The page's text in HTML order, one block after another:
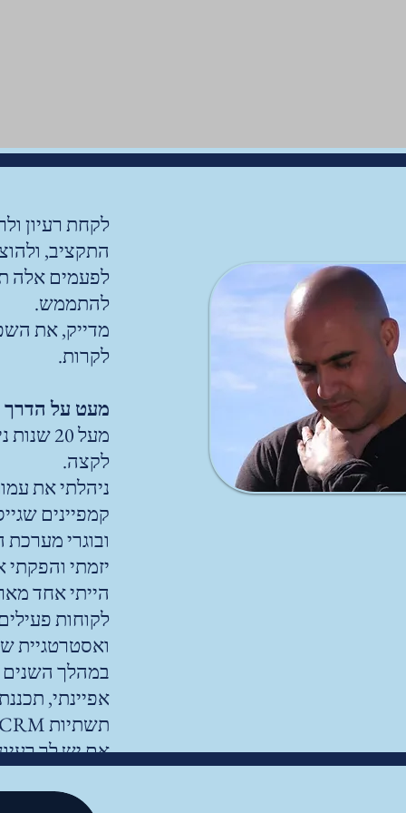
לקחת רעיון
התקציב,
לפעמים אלה
להתממש.
מדייק, את
לקרות.
מעט על
מעל 20
לקצה.
ובוגרי מערכת
יזמתי
לקוחות
ואסטרטגיית
במהלך השנים
אפיינתי,
תשתיות CRM ו-IT מותאמות ארגון., מאמין שדברים טובים נעשים ביחד, מתוך כוונה ומתוך בחירה בטוב.
אם יש לך